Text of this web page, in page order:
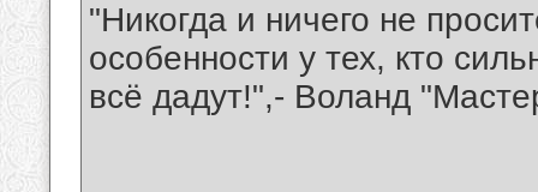
"Никогда и ничего не
особенности у тех, кто
всё дадут!",- Воланд